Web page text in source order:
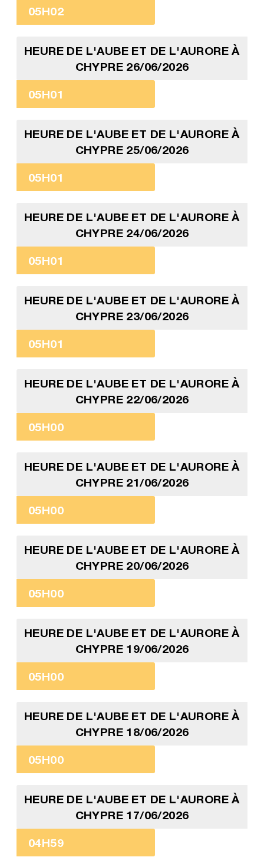
05H02
HEURE DE L'AUBE ET DE L'AURORE À
CHYPRE 26/06/2026
05H01
HEURE DE L'AUBE ET DE L'AURORE À
CHYPRE 25/06/2026
05H01
HEURE DE L'AUBE ET DE L'AURORE À
CHYPRE 24/06/2026
05H01
HEURE DE L'AUBE ET DE L'AURORE À
CHYPRE 23/06/2026
05H01
HEURE DE L'AUBE ET DE L'AURORE À
CHYPRE 22/06/2026
05H00
HEURE DE L'AUBE ET DE L'AURORE À
CHYPRE 21/06/2026
05H00
HEURE DE L'AUBE ET DE L'AURORE À
CHYPRE 20/06/2026
05H00
HEURE DE L'AUBE ET DE L'AURORE À
CHYPRE 19/06/2026
05H00
HEURE DE L'AUBE ET DE L'AURORE À
CHYPRE 18/06/2026
05H00
HEURE DE L'AUBE ET DE L'AURORE À
CHYPRE 17/06/2026
04H59